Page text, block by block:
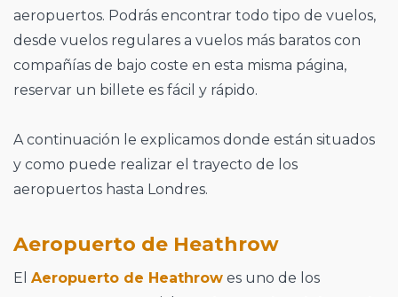
aeropuertos. Podrás encontrar todo tipo de vuelos,
desde vuelos regulares a vuelos más baratos con
compañías de bajo coste en esta misma página,
reservar un billete es fácil y rápido.
A continuación le explicamos donde están situados
y como puede realizar el trayecto de los
aeropuertos hasta Londres.
Aeropuerto de Heathrow
El Aeropuerto de Heathrow es uno de los